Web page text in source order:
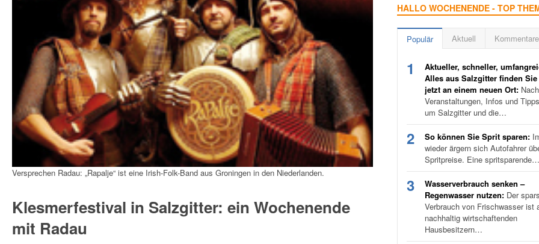
Versprechen Radau: „Rapalje“ ist eine Irish-Folk-Band aus Groningen in den Niederlanden.
Klesmerfestival in Salzgitter: ein Wochenende
mit Radau
HALLO WOCHENENDE - TOP
Populär Aktuell Kommentare
1
Aktueller, schneller,
Alles aus Salzgitter finden
jetzt an einem neuen Ort:
Veranstaltungen, Infos und
um Salzgitter und die…
2 So können Sie Sprit sparen:
wieder ärgern sich Autofahrer
Spritpreise. Eine spritsparende…
3
Wasserverbrauch senken –
Regenwasser nutzen: Der
Verbrauch von Frischwasser ist
nachhaltig wirtschaftenden
Hausbesitzern…